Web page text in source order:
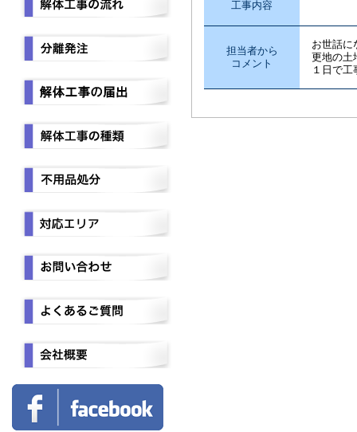
工事内容
担当者から
コメント
お世話に
更地の土
１日で